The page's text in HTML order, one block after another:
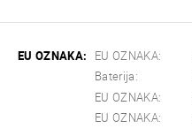
EU OZNAKA: EU OZNAKA:
Baterija:
EU OZNAKA:
EU OZNAKA: